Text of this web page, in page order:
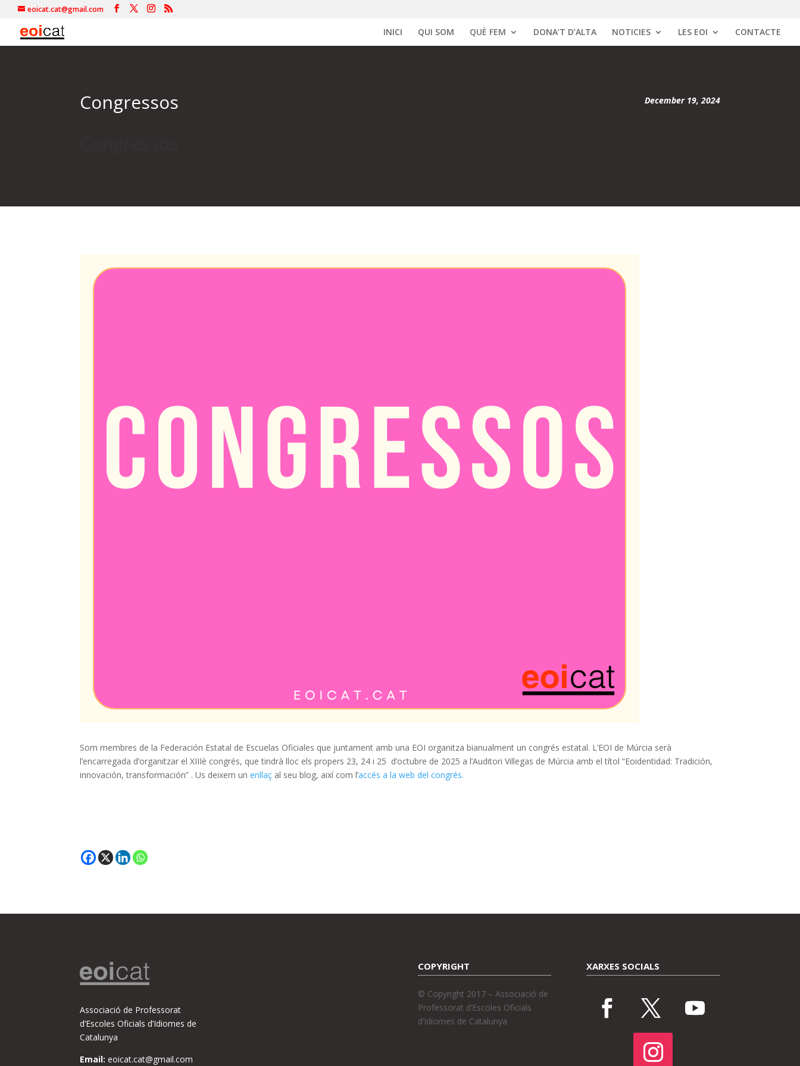
eoicat.cat@gmail.com
INICI QUI SOM QUÈ FEM DONA’T D’ALTA NOTICIES LES EOI CONTACTE
Congressos
December 19, 2024
Som membres de la Federación Estatal de Escuelas Oficiales que juntament amb una EOI organitza bianualment un congrés estatal. L’EOI de Múrcia serà
l’encarregada d’organitzar el XIIIè congrés, que tindrà lloc els propers 23, 24 i 25 d’octubre de 2025 a l’Auditori Villegas de Múrcia amb el títol “Eoidentidad: Tradición,
innovación, transformación” . Us deixem unenllaç al seu blog, així com l’accés a la web del congrés.
Associació de Professorat
d’Escoles Oficials d’Idiomes de
Catalunya
Email: eoicat.cat@gmail.com
COPYRIGHT
© Copyright 2017 – Associació de
Professorat d’Escoles Oficials
d’Idiomes de Catalunya
XARXES SOCIALS